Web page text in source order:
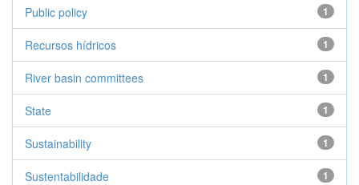
1
Public policy
1
Recursos hídricos
1
River basin committees
1
State
1
Sustainability
1
Sustentabilidade